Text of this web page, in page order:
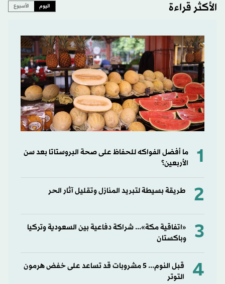
الأكثر قراءة اليوم الأسبوع
1
ما أفضل الفواكه للحفاظ على صحة البروستاتا بعد سن
الأربعين؟
2 طريقة بسيطة لتبريد المنازل وتقليل آثار الحر
3
«اتفاقية مكة»... شراكة دفاعية بين السعودية وتركيا
وباكستان
4
قبل النوم... 5 مشروبات قد تساعد على خفض هرمون
التوتر